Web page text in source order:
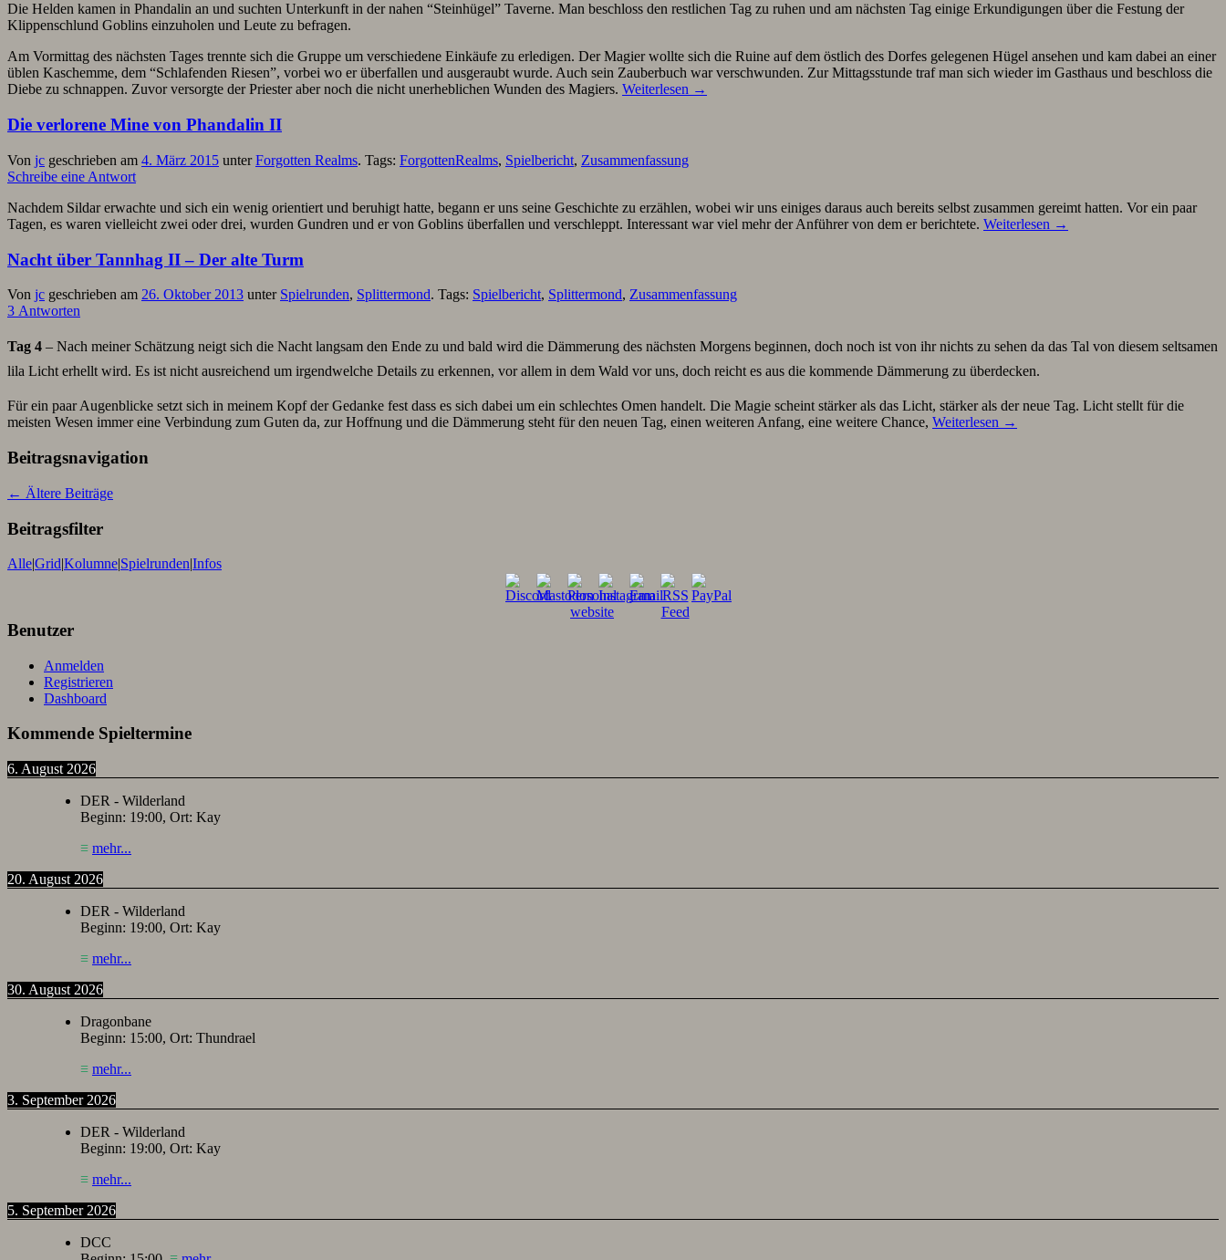
Die Helden kamen in Phandalin an und suchten Unterkunft in der nahen “Steinhügel” Taverne. Man beschloss den restlichen Tag zu ruhen und am nächsten Tag einige Erkundigungen über die Festung der
Klippenschlund Goblins einzuholen und Leute zu befragen.
Am Vormittag des nächsten Tages trennte sich die Gruppe um verschiedene Einkäufe zu erledigen. Der Magier wollte sich die Ruine auf dem östlich des Dorfes gelegenen Hügel ansehen und kam dabei an einer
üblen Kaschemme, dem “Schlafenden Riesen”, vorbei wo er überfallen und ausgeraubt wurde. Auch sein Zauberbuch war verschwunden. Zur Mittagsstunde traf man sich wieder im Gasthaus und beschloss die
Diebe zu schnappen. Zuvor versorgte der Priester aber noch die nicht unerheblichen Wunden des Magiers. Weiterlesen →
Die verlorene Mine von Phandalin II
Von jc geschrieben am 4. März 2015 unterForgotten Realms. Tags: ForgottenRealms, Spielbericht, Zusammenfassung
Schreibe eine Antwort
Nachdem Sildar erwachte und sich ein wenig orientiert und beruhigt hatte, begann er uns seine Geschichte zu erzählen, wobei wir uns einiges daraus auch bereits selbst zusammen gereimt hatten. Vor ein paar
Tagen, es waren vielleicht zwei oder drei, wurden Gundren und er von Goblins überfallen und verschleppt. Interessant war viel mehr der Anführer von dem er berichtete. Weiterlesen →
Nacht über Tannhag II – Der alte Turm
Von jc geschrieben am 26. Oktober 2013 unter Spielrunden, Splittermond. Tags: Spielbericht, Splittermond, Zusammenfassung
3 Antworten
Tag 4 – Nach meiner Schätzung neigt sich die Nacht langsam den Ende zu und bald wird die Dämmerung des nächsten Morgens beginnen, doch noch ist von ihr nichts zu sehen da das Tal von diesem seltsamen
lila Licht erhellt wird. Es ist nicht ausreichend um irgendwelche Details zu erkennen, vor allem in dem Wald vor uns, doch reicht es aus die kommende Dämmerung zu überdecken.
Für ein paar Augenblicke setzt sich in meinem Kopf der Gedanke fest dass es sich dabei um ein schlechtes Omen handelt. Die Magie scheint stärker als das Licht, stärker als der neue Tag. Licht stellt für die
meisten Wesen immer eine Verbindung zum Guten da, zur Hoffnung und die Dämmerung steht für den neuen Tag, einen weiteren Anfang, eine weitere Chance, Weiterlesen →
Beitragsnavigation
← Ältere Beiträge
Beitragsfilter
Alle|Grid|Kolumne|Spielrunden|Infos
Benutzer
Anmelden
Registrieren
Dashboard
Kommende Spieltermine
6. August 2026
DER - Wilderland
Beginn: 19:00, Ort: Kay
≡ mehr...
20. August 2026
DER - Wilderland
Beginn: 19:00, Ort: Kay
≡ mehr...
30. August 2026
Dragonbane
Beginn: 15:00, Ort: Thundrael
≡ mehr...
3. September 2026
DER - Wilderland
Beginn: 19:00, Ort: Kay
≡ mehr...
5. September 2026
DCC